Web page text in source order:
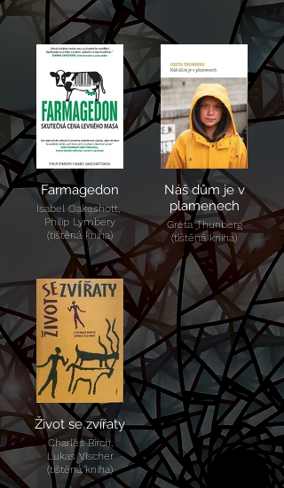
Farmagedon
Isabel Oakeshott,
Philip Lymbery
(tištěná kniha)
Náš dům je v
plamenech
Greta Thunberg
(tištěná kniha)
Život se zvířaty
Charles Birch,
Lukas Vischer
(tištěná kniha)